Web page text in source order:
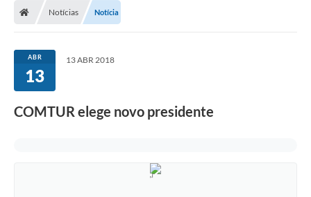
Notícias Notícia
ABR
13
13 ABR 2018
COMTUR elege novo presidente